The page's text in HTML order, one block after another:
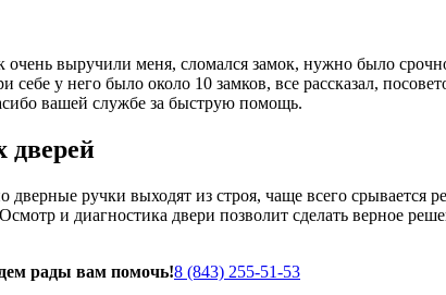
очень выручили меня, сломался замок, нужно было
себе у него было около 10 замков, все рассказал,
вашей службе за быструю помощь.
дверей
ручки выходят из строя, чаще всего срывается
и диагностика двери позволит сделать верное
рады вам помочь!8 (843) 255-51-53